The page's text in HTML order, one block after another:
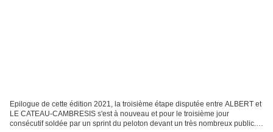
Epilogue de cette édition 2021, la troisième étape disputée entre ALBERT et
LE CATEAU-CAMBRESIS s'est à nouveau et pour le troisième jour
consécutif soldée par un sprint du peloton devant un très nombreux public.